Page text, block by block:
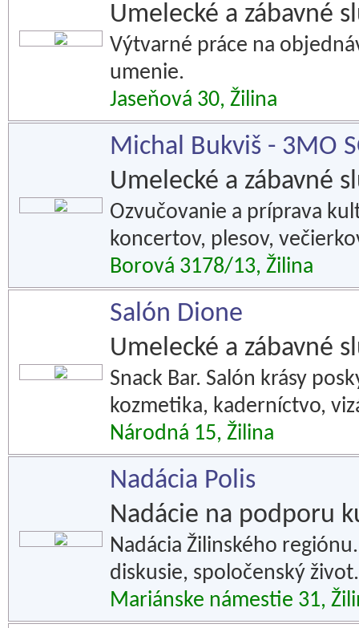
Umelecké a zábavné
Výtvarné práce na
umenie.
Jaseňová 30, Žilina
Michal Bukviš - 3MO
Umelecké a zábavné
Ozvučovanie a príprava
koncertov, plesov,
Borová 3178/13, Žilina
Salón Dione
Umelecké a zábavné
Snack Bar. Salón krásy
kozmetika, kaderníctvo,
Národná 15, Žilina
Nadácia Polis
Nadácie na podporu
Nadácia Žilinského
diskusie, spoločenský život.
Mariánske námestie 31,